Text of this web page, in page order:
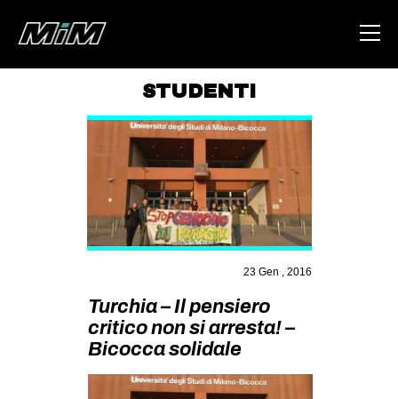
ABOUT
AREA
DEGENERAZIONE
GAZA FREESTYLE
MSM
STUDENTI TSUNAMI
ZAM
STUDENTI
23 Gen , 2016
Turchia – Il pensiero
critico non si arresta! –
Bicocca solidale